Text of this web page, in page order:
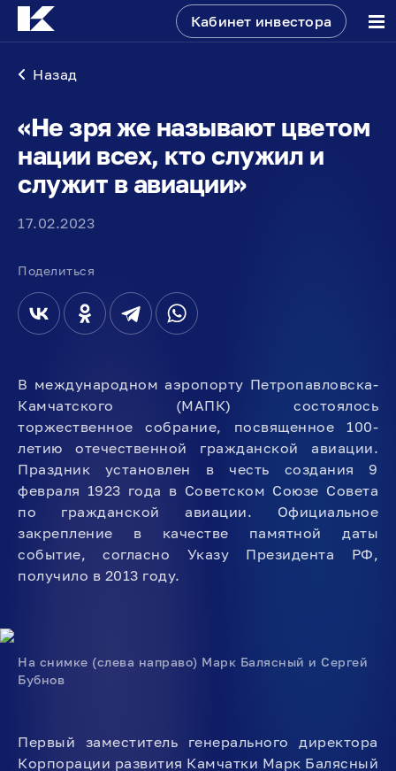
Кабинет инвестора
Назад
«Не зря же называют цветом
нации всех, кто служил и
служит в авиации»
17.02.2023
Поделиться
В международном аэропорту Петропавловска-
Камчатского (МАПК) состоялось
торжественное собрание, посвященное 100-
летию отечественной гражданской авиации.
Праздник установлен в честь создания 9
февраля 1923 года в Советском Союзе Совета
по гражданской авиации. Официальное
закрепление в качестве памятной даты
событие, согласно Указу Президента РФ,
получило в 2013 году.
На снимке (слева направо) Марк Балясный и Сергей
Бубнов
Первый заместитель генерального директора
Корпорации развития Камчатки Марк Балясный